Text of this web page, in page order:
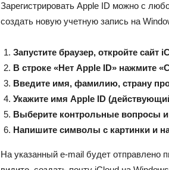
Зарегистрировать Apple ID можно с
создать новую учетную запись на
Запустите браузер, откройте сайт
В строке «Нет Apple ID» нажмите
Введите имя, фамилию, страну
Укажите имя Apple ID
Выберите контрольные вопросы и
Напишите символы с картинки и
На указанный e-mail будет отправлено